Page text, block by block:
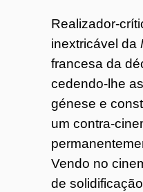
Realizador-
inextricável da
francesa da
cedendo-lhe
génese e
um contra-
Vendo no
de